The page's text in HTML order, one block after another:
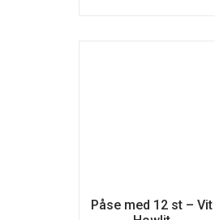
Påse med 12 st – Vit